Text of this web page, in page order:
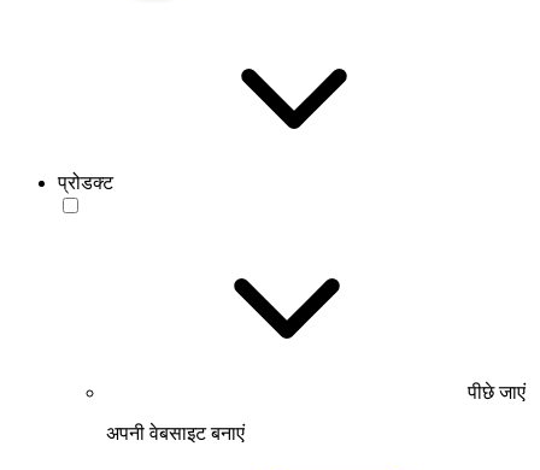
प्रोडक्ट
पीछे जाएं
अपनी वेबसाइट बनाएं